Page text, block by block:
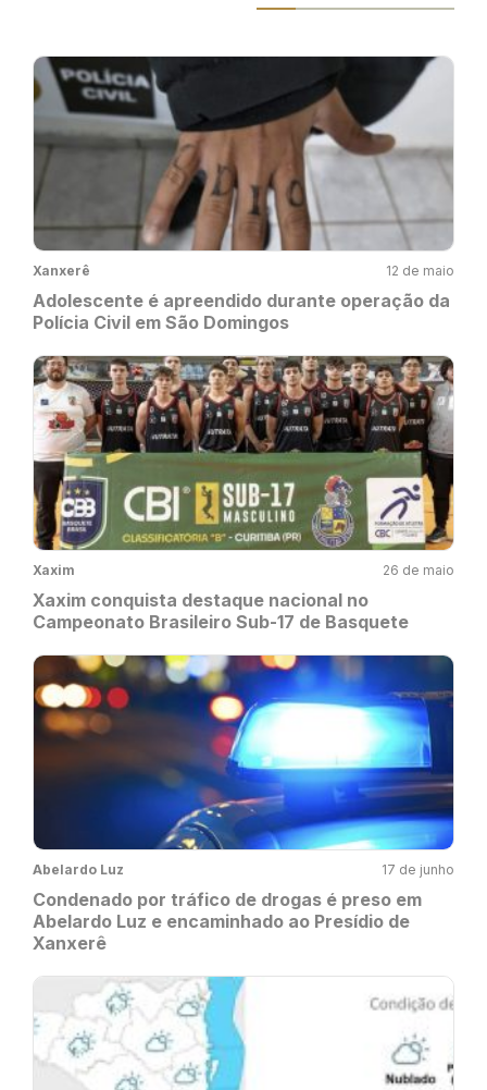
Xanxerê 12 de maio
Adolescente é apreendido durante operação da
Polícia Civil em São Domingos
Xaxim 26 de maio
Xaxim conquista destaque nacional no
Campeonato Brasileiro Sub-17 de Basquete
Abelardo Luz 17 de junho
Condenado por tráfico de drogas é preso em
Abelardo Luz e encaminhado ao Presídio de
Xanxerê